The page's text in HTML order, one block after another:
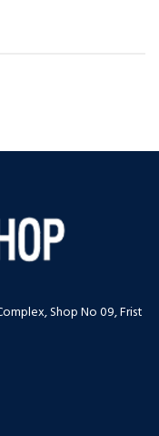
Shop No 09, Frist